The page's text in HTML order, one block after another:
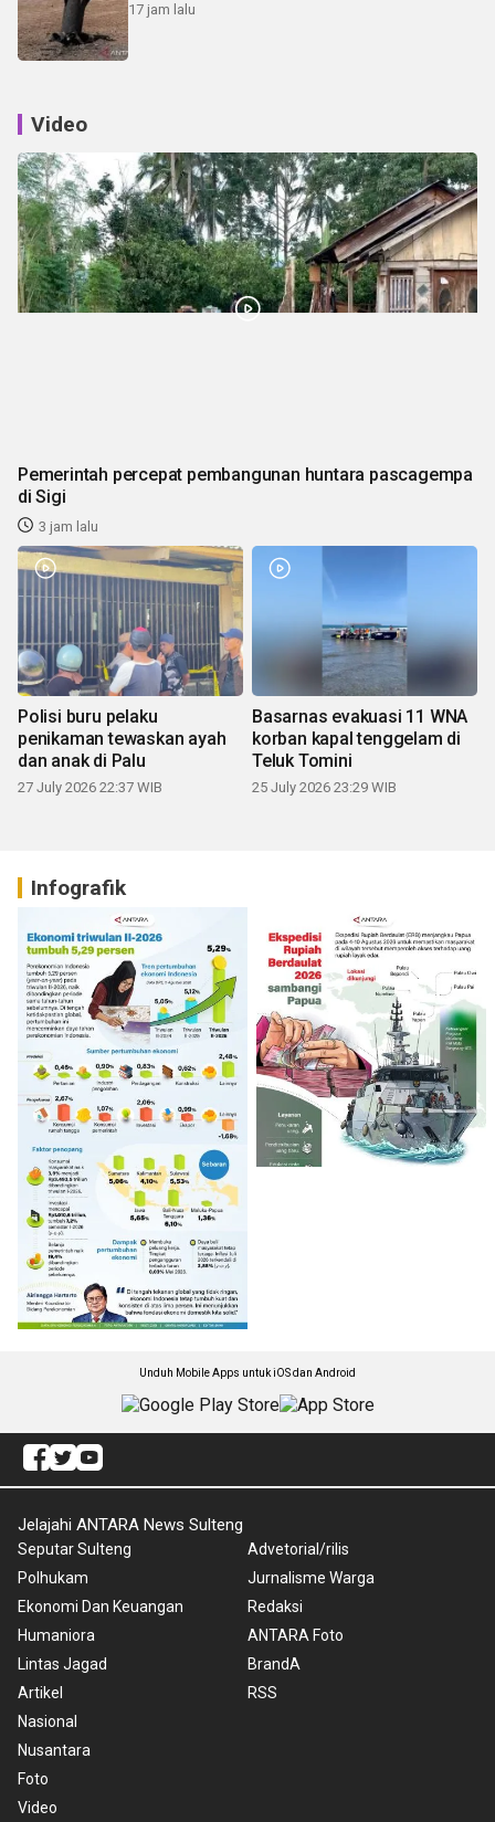
17 jam lalu
Video
Pemerintah percepat pembangunan huntara pascagempa
di Sigi
3 jam lalu
Polisi buru pelaku
penikaman tewaskan ayah
dan anak di Palu
27 July 2026 22:37 WIB
Basarnas evakuasi 11 WNA
korban kapal tenggelam di
Teluk Tomini
25 July 2026 23:29 WIB
Infografik
Unduh Mobile Apps untuk iOS dan Android
Jelajahi ANTARA News Sulteng
Seputar Sulteng
Polhukam
Ekonomi Dan Keuangan
Humaniora
Lintas Jagad
Artikel
Nasional
Nusantara
Foto
Video
Advetorial/rilis
Jurnalisme Warga
Redaksi
ANTARA Foto
BrandA
RSS